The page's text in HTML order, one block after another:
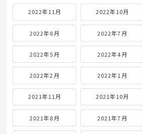
2022年11月 2022年10月
2022年8月 2022年7月
2022年5月 2022年4月
2022年2月 2022年1月
2021年11月 2021年10月
2021年8月 2021年7月